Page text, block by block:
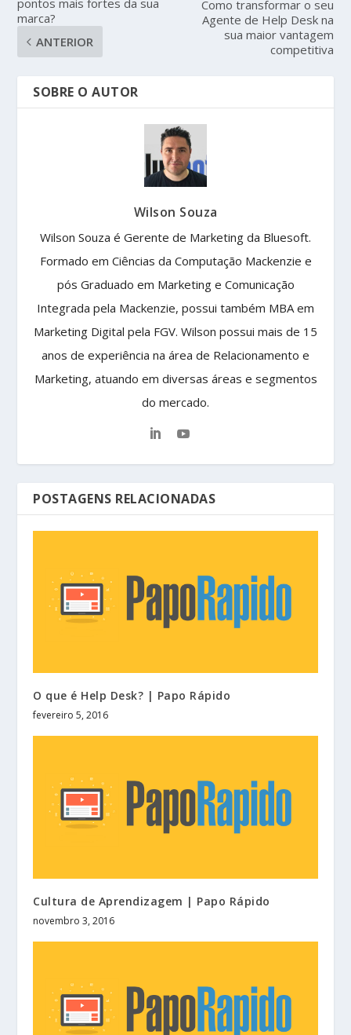
marca?
ANTERIOR
Como transformar o seu
Agente de Help Desk na
sua maior vantagem
competitiva
SOBRE O AUTOR
Wilson Souza
Wilson Souza é Gerente de Marketing da Bluesoft.
Formado em Ciências da Computação Mackenzie e
pós Graduado em Marketing e Comunicação
Integrada pela Mackenzie, possui também MBA em
Marketing Digital pela FGV. Wilson possui mais de 15
anos de experiência na área de Relacionamento e
Marketing, atuando em diversas áreas e segmentos
do mercado.
POSTAGENS RELACIONADAS
O que é Help Desk? | Papo Rápido
fevereiro 5, 2016
Cultura de Aprendizagem | Papo Rápido
novembro 3, 2016